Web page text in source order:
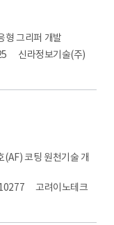
형 그리퍼 개발
신라정보기술(주)
(AF) 코팅 원천기술 개
고려이노테크